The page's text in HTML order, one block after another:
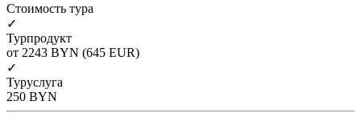
Cтоимость тура
✓
Турпродукт
от 2243 BYN (645 EUR)
✓
Туруслуга
250 BYN